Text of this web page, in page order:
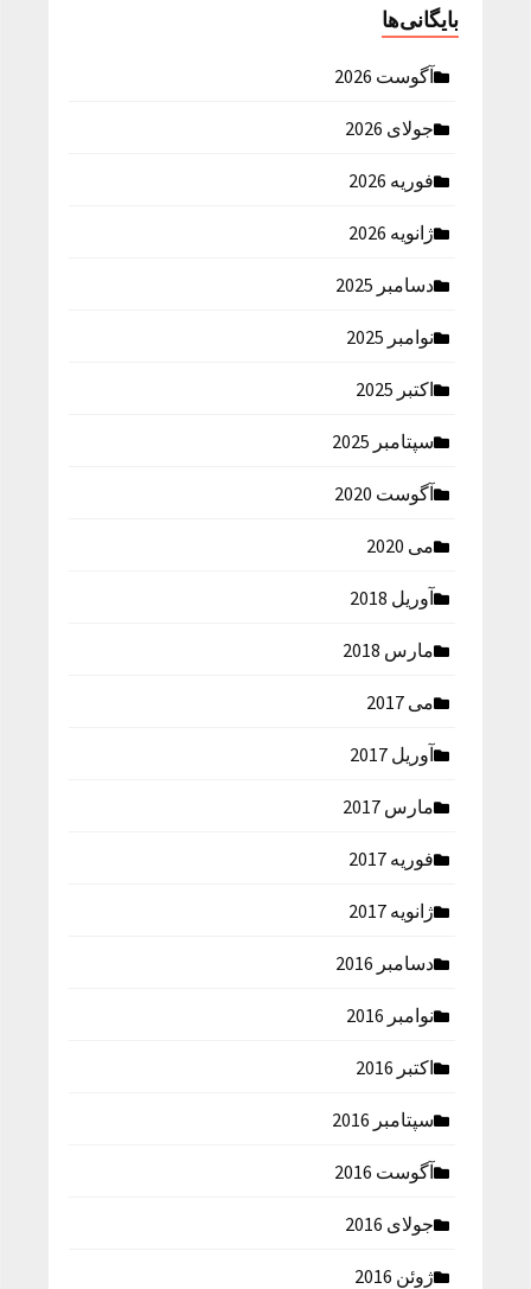
بایگانی‌ها
آگوست 2026
جولای 2026
فوریه 2026
ژانویه 2026
دسامبر 2025
نوامبر 2025
اکتبر 2025
سپتامبر 2025
آگوست 2020
می 2020
آوریل 2018
مارس 2018
می 2017
آوریل 2017
مارس 2017
فوریه 2017
ژانویه 2017
دسامبر 2016
نوامبر 2016
اکتبر 2016
سپتامبر 2016
آگوست 2016
جولای 2016
ژوئن 2016